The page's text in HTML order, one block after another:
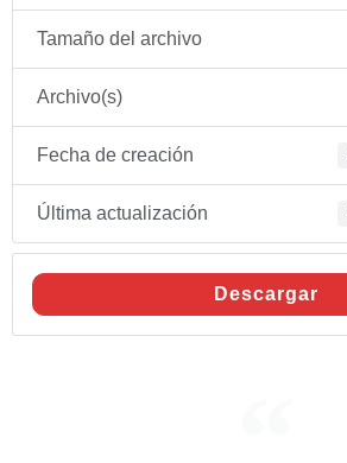
Tamaño del archivo
Archivo(s)
Fecha de creación
Última actualización
Descargar